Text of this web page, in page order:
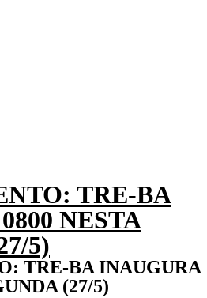
TRE-BA
NESTA
5)
TRE-BA INAUGURA
(27/5)